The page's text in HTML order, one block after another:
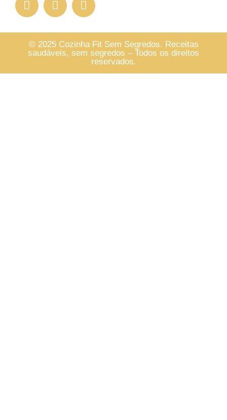
© 2025 Cozinha Fit Sem Segredos. Receitas
saudáveis, sem segredos – Todos os direitos
reservados.